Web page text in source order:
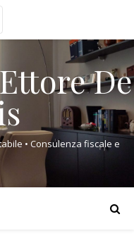
De
• Consulenza fiscale e